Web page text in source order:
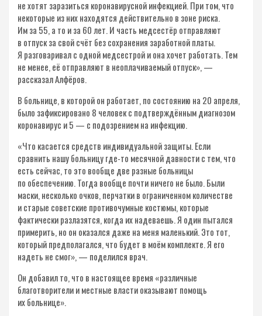
не хотят заразиться коронавирусной инфекцией. При том, что
некоторые из них находятся действительно в зоне риска.
Им за 55, а то и за 60 лет. И часть медсестёр отправляют
в отпуск за свой счёт без сохранения заработной платы.
Я разговаривал с одной медсестрой и она хочет работать. Тем
не менее, её отправляют в неоплачиваемый отпуск», —
рассказал Алфёров.
В больнице, в которой он работает, по состоянию на 20 апреля,
было зафиксировано 8 человек с подтверждённым диагнозом
коронавирус и 5 — с подозрением на инфекцию.
«Что касается средств индивидуальной защиты. Если
сравнить нашу больницу где-то месячной давности с тем, что
есть сейчас, то это вообще две разные больницы
по обеспечению. Тогда вообще почти ничего не было. Были
маски, несколько очков, перчатки в ограниченном количестве
и старые советские противочумные костюмы, которые
фактически разлазятся, когда их надеваешь. Я один пытался
примерить, но он оказался даже на меня маленький. Это тот,
который предполагался, что будет в моём комплекте. Я его
надеть не смог», — поделился врач.
Он добавил то, что в настоящее время «различные
благотворители и местные власти оказывают помощь
их больнице».